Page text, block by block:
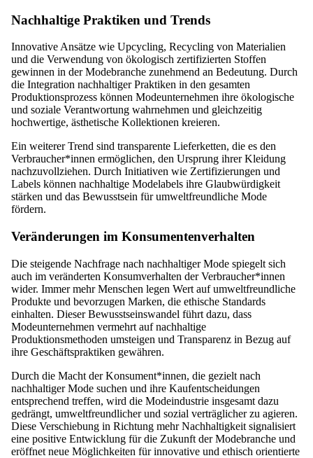
Nachhaltige Praktiken und Trends
Innovative Ansätze wie Upcycling, Recycling von Materialien
und die Verwendung von ökologisch zertifizierten Stoffen
gewinnen in der Modebranche zunehmend an Bedeutung. Durch
die Integration nachhaltiger Praktiken in den gesamten
Produktionsprozess können Modeunternehmen ihre ökologische
und soziale Verantwortung wahrnehmen und gleichzeitig
hochwertige, ästhetische Kollektionen kreieren.
Ein weiterer Trend sind transparente Lieferketten, die es den
Verbraucher*innen ermöglichen, den Ursprung ihrer Kleidung
nachzuvollziehen. Durch Initiativen wie Zertifizierungen und
Labels können nachhaltige Modelabels ihre Glaubwürdigkeit
stärken und das Bewusstsein für umweltfreundliche Mode
fördern.
Veränderungen im Konsumentenverhalten
Die steigende Nachfrage nach nachhaltiger Mode spiegelt sich
auch im veränderten Konsumverhalten der Verbraucher*innen
wider. Immer mehr Menschen legen Wert auf umweltfreundliche
Produkte und bevorzugen Marken, die ethische Standards
einhalten. Dieser Bewusstseinswandel führt dazu, dass
Modeunternehmen vermehrt auf nachhaltige
Produktionsmethoden umsteigen und Transparenz in Bezug auf
ihre Geschäftspraktiken gewähren.
Durch die Macht der Konsument*innen, die gezielt nach
nachhaltiger Mode suchen und ihre Kaufentscheidungen
entsprechend treffen, wird die Modeindustrie insgesamt dazu
gedrängt, umweltfreundlicher und sozial verträglicher zu agieren.
Diese Verschiebung in Richtung mehr Nachhaltigkeit signalisiert
eine positive Entwicklung für die Zukunft der Modebranche und
eröffnet neue Möglichkeiten für innovative und ethisch orientierte